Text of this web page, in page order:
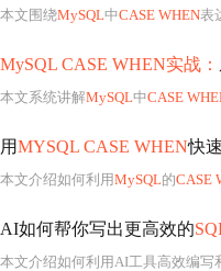
本文围绕MySQL中CASE WHEN表
MySQL CASE WHEN实战：
本文系统讲解MySQL中CASE
用MYSQL CASE WHEN快
本文介绍如何利用MySQL的CASE
AI如何帮你写出更高效的
本文介绍如何利用AI工具高效编写